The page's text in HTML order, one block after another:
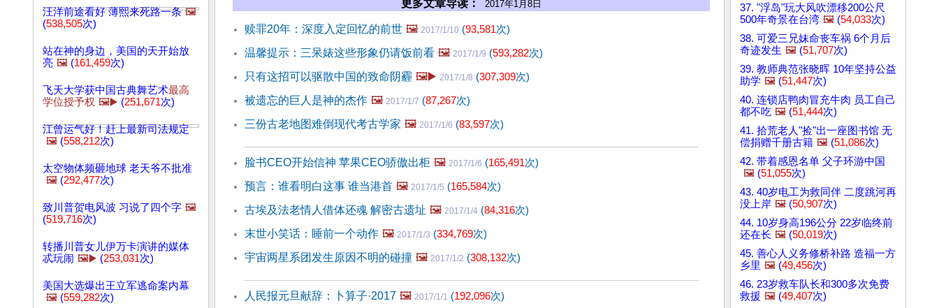
汪洋前途看好 薄熙来死路一条 🖼️
(538,505次)
站在神的身边，美国的天开始放
亮 🖼️ (161,459次)
飞天大学获中国古典舞艺术最高
学位授予权 🖼️▶️ (251,671次)
江曾运气好！赶上最新司法规定
🖼️ (558,212次)
太空物体频砸地球 老天爷不批准
🖼️ (292,477次)
致川普贺电风波 习说了四个字 🖼️
(519,716次)
转播川普女儿伊万卡演讲的媒体
忒玩闹 🖼️▶️ (253,031次)
美国大选爆出王立军逃命案内幕
🖼️ (559,282次)
更多文章导读： 2017年1月8日
赎罪20年：深度入定回忆的前世 🖼️ 2017/1/10 (93,581次)
温馨提示：三呆婊这些形象仍请饭前看 🖼️ 2017/1/9 (593,282次)
只有这招可以驱散中国的致命阴霾 🖼️▶️ 2017/1/8 (307,309次)
被遗忘的巨人是神的杰作 🖼️ 2017/1/7 (87,267次)
三份古老地图难倒现代考古学家 🖼️ 2017/1/6 (83,597次)
脸书CEO开始信神 苹果CEO骄傲出柜 🖼️ 2017/1/6 (165,491次)
预言：谁看明白这事 谁当港首 🖼️ 2017/1/5 (165,584次)
古埃及法老情人借体还魂 解密古遗址 🖼️ 2017/1/4 (84,316次)
末世小笑话：睡前一个动作 🖼️ 2017/1/3 (334,769次)
宇宙两星系团发生原因不明的碰撞 🖼️ 2017/1/2 (308,132次)
人民报元旦献辞：卜算子·2017 🖼️ 2017/1/1 (192,096次)
37. "浮岛"玩大风吹漂移200公尺
500年奇景在台湾 🖼️ (54,033次)
38. 可爱三兄妹命丧车祸 6个月后
奇迹发生 🖼️ (51,707次)
39. 教师典范张晓晖 10年坚持公益
助学 🖼️ (51,447次)
40. 连锁店鸭肉冒充牛肉 员工自己
都不吃 🖼️ (51,444次)
41. 拾荒老人"捡"出一座图书馆 无
偿捐赠千册古籍 🖼️ (51,086次)
42. 带着感恩名单 父子环游中国
🖼️ (51,055次)
43. 40岁电工为救同伴 二度跳河再
没上岸 🖼️ (50,907次)
44. 10岁身高196公分 22岁临终前
还在长 🖼️ (50,019次)
45. 善心人义务修桥补路 造福一方
乡里 🖼️ (49,456次)
46. 23岁救车队长和300多次免费
救援 🖼️ (49,407次)